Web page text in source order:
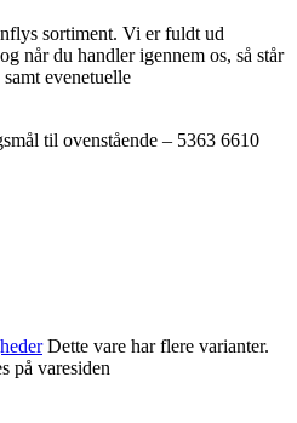
sortiment. Vi er fuldt ud
når du handler igennem os, så står
evenetuelle
til ovenstående – 5363 6610
Dette vare har flere varianter.
på varesiden